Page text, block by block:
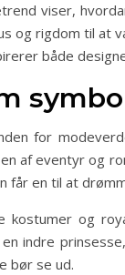
viser,
og rigdom til at
både
for
af eventyr og
en til at
og
indre
bør se ud.